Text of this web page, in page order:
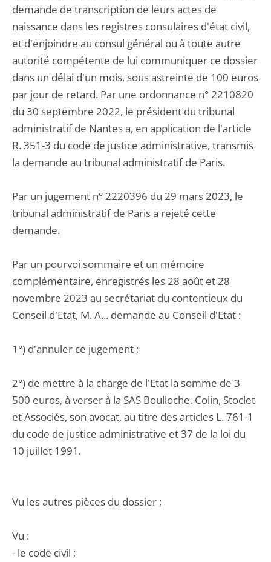
demande de transcription de leurs actes de
naissance dans les registres consulaires d'état civil,
et d'enjoindre au consul général ou à toute autre
autorité compétente de lui communiquer ce dossier
dans un délai d'un mois, sous astreinte de 100 euros
par jour de retard. Par une ordonnance n° 2210820
du 30 septembre 2022, le président du tribunal
administratif de Nantes a, en application de l'article
R. 351-3 du code de justice administrative, transmis
la demande au tribunal administratif de Paris.
Par un jugement n° 2220396 du 29 mars 2023, le
tribunal administratif de Paris a rejeté cette
demande.
Par un pourvoi sommaire et un mémoire
complémentaire, enregistrés les 28 août et 28
novembre 2023 au secrétariat du contentieux du
Conseil d'Etat, M. A... demande au Conseil d'Etat :
1°) d'annuler ce jugement ;
2°) de mettre à la charge de l'Etat la somme de 3
500 euros, à verser à la SAS Boulloche, Colin, Stoclet
et Associés, son avocat, au titre des articles L. 761-1
du code de justice administrative et 37 de la loi du
10 juillet 1991.
Vu les autres pièces du dossier ;
Vu :
- le code civil ;